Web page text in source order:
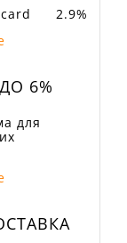
2.9%
6%
для